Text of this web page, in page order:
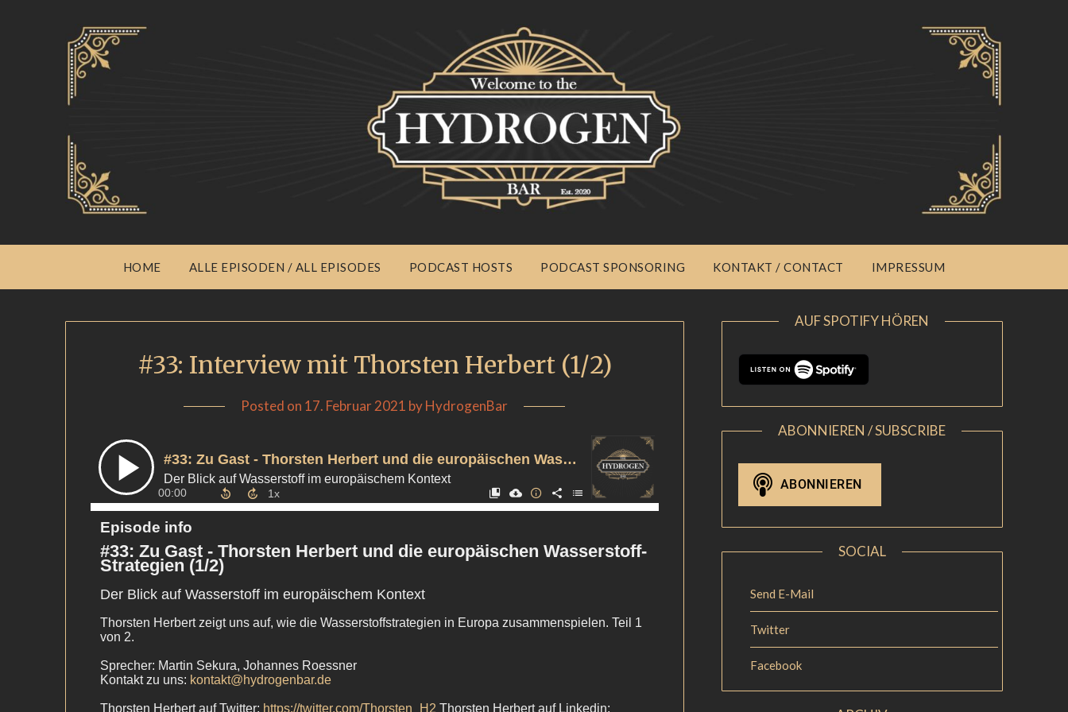
HOME ALLE EPISODEN / ALL EPISODES PODCAST HOSTS PODCAST SPONSORING KONTAKT / CONTACT IMPRESSUM
#33: Interview mit Thorsten Herbert (1/2)
Posted on 17. Februar 2021 byHydrogenBar
AUF SPOTIFY HÖREN
ABONNIEREN / SUBSCRIBE
SOCIAL
Send E-Mail
Twitter
Facebook